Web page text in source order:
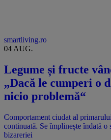
smartliving.ro
04 AUG.
Legume și fructe
„Dacă le cumperi o
nicio problemă“
Comportament ciudat al
continuată. Se împlinește îndată o
bizareriei